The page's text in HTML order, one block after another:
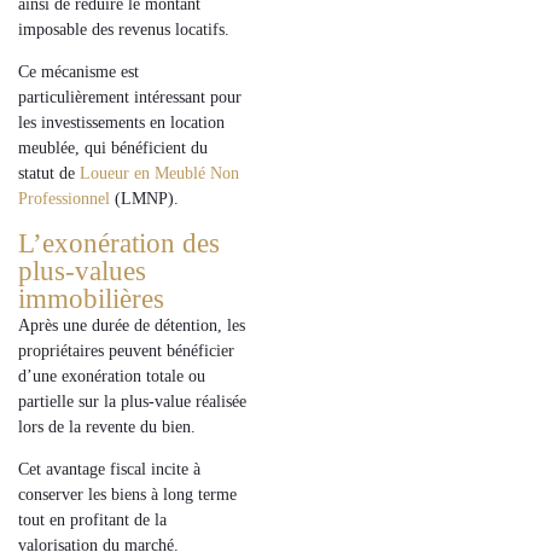
ainsi de réduire le montant
imposable des revenus locatifs.
Ce mécanisme est
particulièrement intéressant pour
les investissements en location
meublée, qui bénéficient du
statut de Loueur en Meublé Non
Professionnel (LMNP).
L’exonération des
plus-values
immobilières
Après une durée de détention, les
propriétaires peuvent bénéficier
d’une exonération totale ou
partielle sur la plus-value réalisée
lors de la revente du bien.
Cet avantage fiscal incite à
conserver les biens à long terme
tout en profitant de la
valorisation du marché.